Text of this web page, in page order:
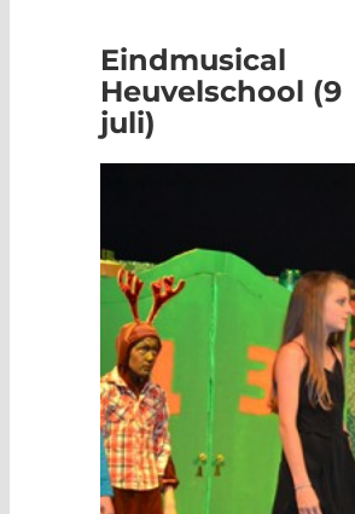
Eindmusical
Heuvelschool (9
juli)